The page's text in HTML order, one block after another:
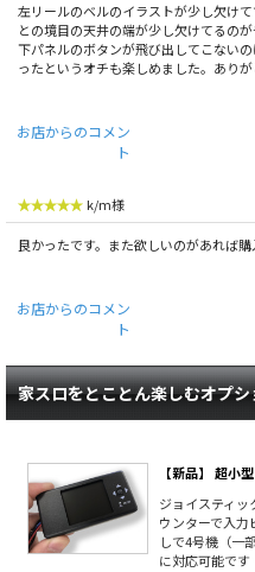
左リールのベルのイラストが少し欠け
との境目の天井の端が少し欠けてるの
下パネルのボタンが飛び出してこない
ったというオチも楽しめました。ありが
お店からのコメン
ト
k/m様
良かったです。また欲しいのがあれば
お店からのコメン
ト
家スロをとことん楽しむオプシ
【新品】 超小
ジョイスティ
ウンターで入
しで4号機（一
に対応可能です